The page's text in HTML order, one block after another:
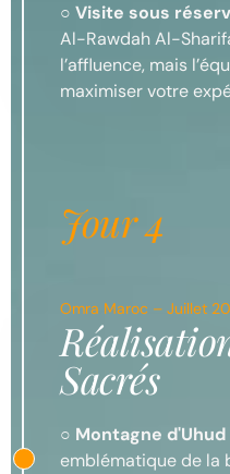
○ Visite sous
Al-Rawdah Al-
l’affluence, mais
maximiser votre
Omra Maroc – Juillet
Sacrés
○ Montagne d'Uhud
emblématique de la
Jour 4